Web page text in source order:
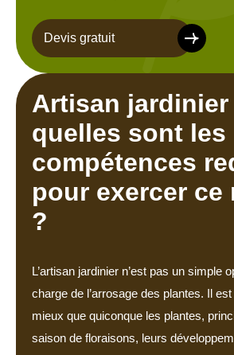
Devis gratuit
Artisan jardinier
quelles sont les
compétences
pour exercer ce
?
L’artisan jardinier n’est pas un simple
charge de l’arrosage des plantes. Il
mieux que quiconque les plantes,
saison de floraisons, leurs